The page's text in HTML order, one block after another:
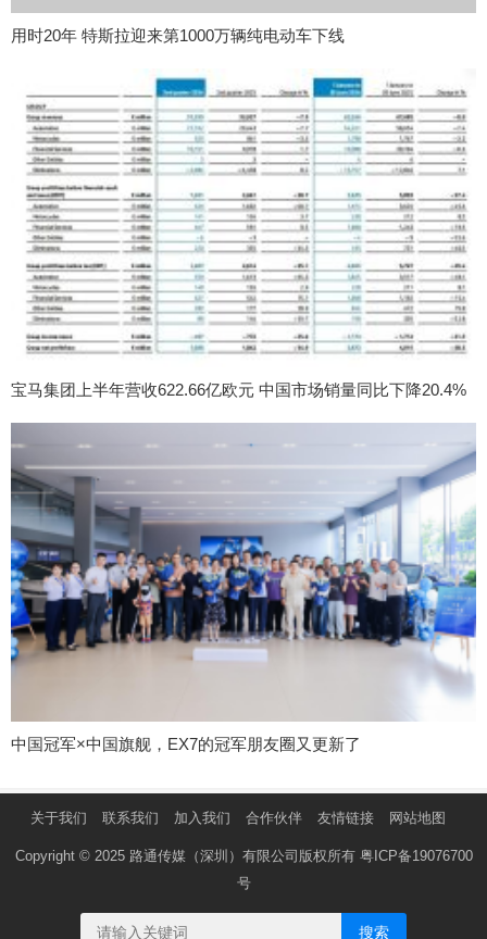
用时20年 特斯拉迎来第1000万辆纯电动车下线
宝马集团上半年营收622.66亿欧元 中国市场销量同比下降20.4%
中国冠军×中国旗舰，EX7的冠军朋友圈又更新了
关于我们 联系我们 加入我们 合作伙伴 友情链接 网站地图
Copyright © 2025 路通传媒（深圳）有限公司版权所有 粤ICP备19076700
号
搜索